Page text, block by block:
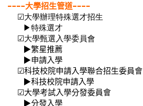
----大學招生管道----
☑大學辦理特殊選才招生
▶特殊選才
☑大學甄選入學委員會
▶繁星推薦
▶申請入學
☑科技校院申請入學聯合招生委員會
▶科技校院申請入學
☑大學考試入學分發委員會
▶分發入學